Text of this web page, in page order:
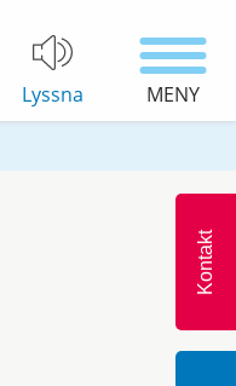
Lyssna MENY
Kontakt